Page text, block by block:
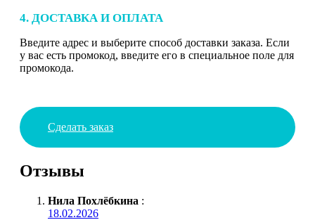
4. ДОСТАВКА И ОПЛАТА
Введите адрес и выберите способ доставки заказа. Если
у вас есть промокод, введите его в специальное поле для
промокода.
Сделать заказ
Отзывы
Нила Похлёбкина :
18.02.2026